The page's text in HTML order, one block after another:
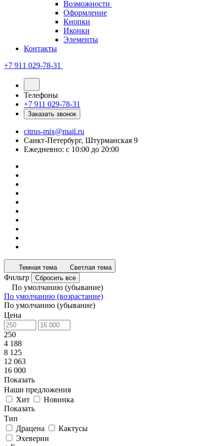
Возможности
Оформление
Кнопки
Иконки
Элементы
Контакты
+7 911 029-78-31
Телефоны
+7 911 029-78-31
Заказать звонок
citrus-mix@mail.ru
Санкт-Петербург, Штурманская 9
Ежедневно: с 10:00 до 20:00
Темная тема Светлая тема
Фильтр Сбросить все
По умолчанию (убывание)
По умолчанию (возрастание)
По умолчанию (убывание)
Цена
250
4 188
8 125
12 063
16 000
Показать
Наши предложения
Хит
Новинка
Показать
Тип
Драцена
Кактусы
Эхеверии